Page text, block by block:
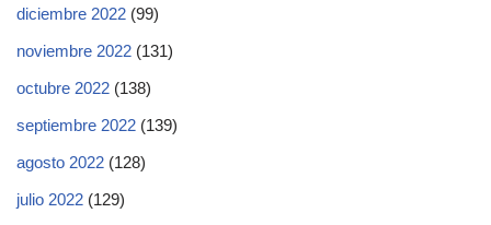
diciembre 2022 (99)
noviembre 2022 (131)
octubre 2022 (138)
septiembre 2022 (139)
agosto 2022 (128)
julio 2022 (129)